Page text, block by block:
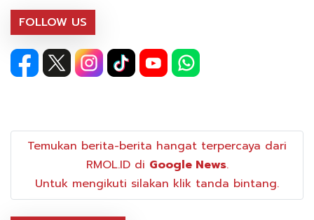
FOLLOW US
Temukan berita-berita hangat terpercaya dari
RMOL.ID di Google News.
Untuk mengikuti silakan klik tanda bintang.